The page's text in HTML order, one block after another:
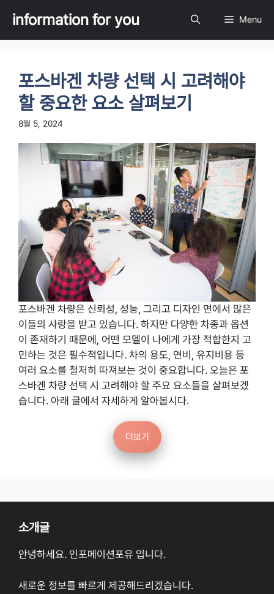
content
information for you Menu
포스바겐 차량 선택 시 고려해야
할 중요한 요소 살펴보기
8월 5, 2024
포스바겐 차량은 신뢰성, 성능, 그리고 디자인 면에서 많은
이들의 사랑을 받고 있습니다. 하지만 다양한 차종과 옵션
이 존재하기 때문에, 어떤 모델이 나에게 가장 적합한지 고
민하는 것은 필수적입니다. 차의 용도, 연비, 유지비용 등
여러 요소를 철저히 따져보는 것이 중요합니다. 오늘은 포
스바겐 차량 선택 시 고려해야 할 주요 요소들을 살펴보겠
습니다. 아래 글에서 자세하게 알아봅시다.
더보기
소개글
안녕하세요. 인포메이션포유 입니다.
새로운 정보를 빠르게 제공해드리겠습니다.